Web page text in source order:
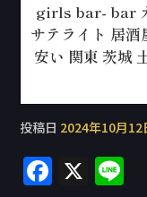
girls bar- bar
サテライト 居酒
安い 関東 茨城
投稿日 2024年10月12
F X